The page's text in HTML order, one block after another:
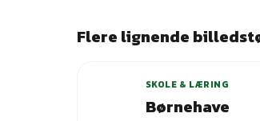
Flere lignende +3
SKOLE & LÆRING
Børnehave